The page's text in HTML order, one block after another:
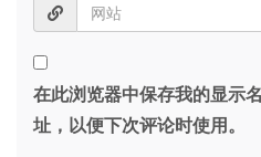
在此浏览器中保存我的显示
址，以便下次评论时使用。